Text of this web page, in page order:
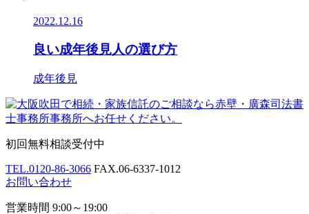
2022.12.16
良い成年後見人の選び方
成年後見
初回無料相談受付中
TEL.0120-86-3066 FAX.06-6337-1012
お問い合わせ
営業時間 9:00～19:00